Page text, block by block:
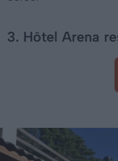
3. Hôtel Arena